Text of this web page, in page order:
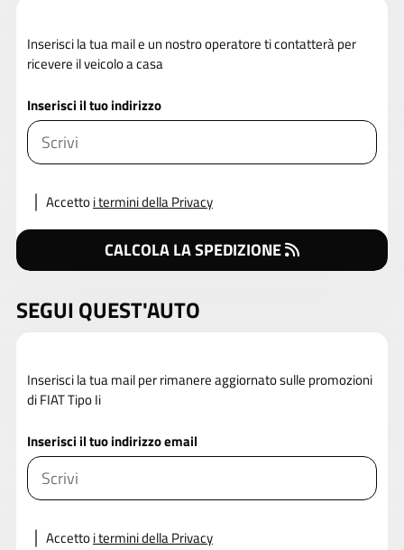
Inserisci la tua mail e un nostro operatore ti contatterà per
ricevere il veicolo a casa
Inserisci il tuo indirizzo
Accettoi termini della Privacy
CALCOLA LA SPEDIZIONE
SEGUI QUEST'AUTO
Inserisci la tua mail per rimanere aggiornato sulle promozioni
di FIAT Tipo Ii
Inserisci il tuo indirizzo email
Accettoi termini della Privacy